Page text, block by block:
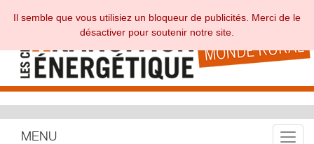
MENU
Il semble que vous utilisiez un bloqueur de publicités. Merci de le
désactiver pour soutenir notre site.